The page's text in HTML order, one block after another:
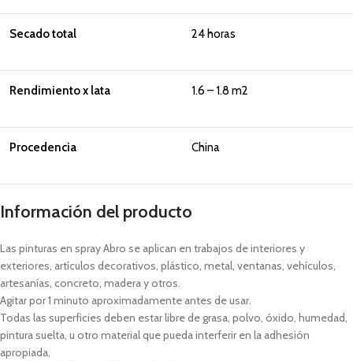
Secado total 24 horas
Rendimiento x lata 1.6 – 1.8 m2
Procedencia China
Información del producto
Las pinturas en spray Abro se aplican en trabajos de interiores y
exteriores, artículos decorativos, plástico, metal, ventanas, vehículos,
artesanías, concreto, madera y otros.
Agitar por 1 minuto aproximadamente antes de usar.
Todas las superficies deben estar libre de grasa, polvo, óxido, humedad,
pintura suelta, u otro material que pueda interferir en la adhesión
apropiada.